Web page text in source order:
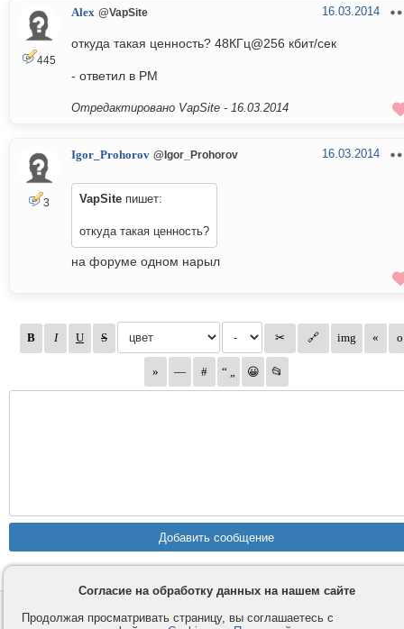
445
Alex @VapSite 16.03.2014
откуда такая ценность? 48КГц@256 кбит/сек
- ответил в PM
Отредактировано VapSite - 16.03.2014
3
Igor_Prohorov @Igor_Prohorov 16.03.2014
VapSite пишет:
откуда такая ценность?
на форуме одном нарыл
Контакты
Privacy и Cookie
Согласие на обработку данных на нашем сайте
Продолжая просматривать страницу, вы соглашаетесь с